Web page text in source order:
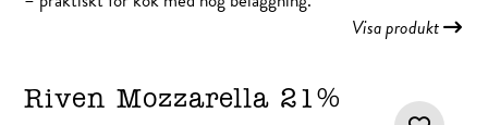
Visa produkt
Riven Mozzarella 21%